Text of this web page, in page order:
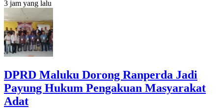
3 jam yang lalu
DPRD Maluku Dorong Ranperda Jadi
Payung Hukum Pengakuan Masyarakat
Adat